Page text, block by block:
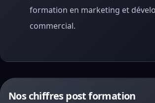
formation en marketing et
commercial.
Nos chiffres post formation